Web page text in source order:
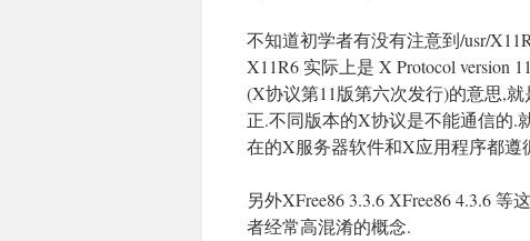
不知道初学者有没有注意到/usr/
X11R6 实际上是 X Protocol version
(X协议第11版第六次发行)的意思,
正.不同版本的X协议是不能通信的.
在的X服务器软件和X应用程序都遵
另外XFree86 3.3.6 XFree86 4.3.6
者经常高混淆的概念.